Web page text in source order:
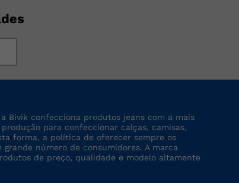
Bivik confecciona produtos jeans com a mais
para confeccionar calças, camisas,
forma, a política de oferecer sempre os
número de consumidores. A marca
de preço, qualidade e modelo altamente